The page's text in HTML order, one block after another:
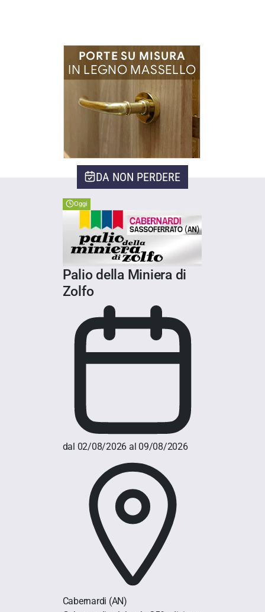
DA NON PERDERE
Oggi
Palio della Miniera di
Zolfo
dal 02/08/2026 al 09/08/2026
Cabernardi (AN)